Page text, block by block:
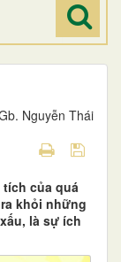
Nguyễn Thái
của quá
khỏi những
là sự ích